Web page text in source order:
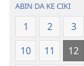
ABIN DA KE CIKI
1 2 3
10
11 12